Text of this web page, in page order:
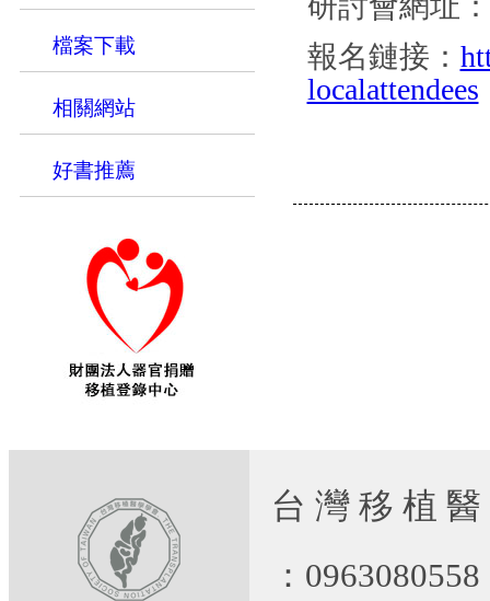
檔案下載
相關網站
好書推薦
報名鏈接：
localattendees
台 灣 移 植
：